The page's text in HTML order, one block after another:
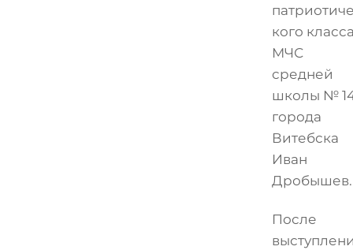
кого
МЧС
средней
школы №
города
Витебска
Иван
Дробышев.
После